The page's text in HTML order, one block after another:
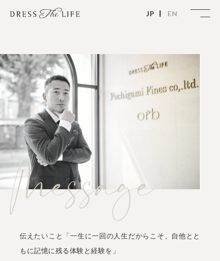
JP EN
伝えたいこと「一生に一回の人生だからこそ、自他とと
もに記憶に残る体験と経験を」